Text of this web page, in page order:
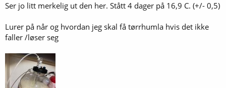
Ser jo litt merkelig ut den her. Stått 4 dager på 16,9 C. (+/- 0,5)
Lurer på når og hvordan jeg skal få tørrhumla hvis det ikke
faller /løser seg